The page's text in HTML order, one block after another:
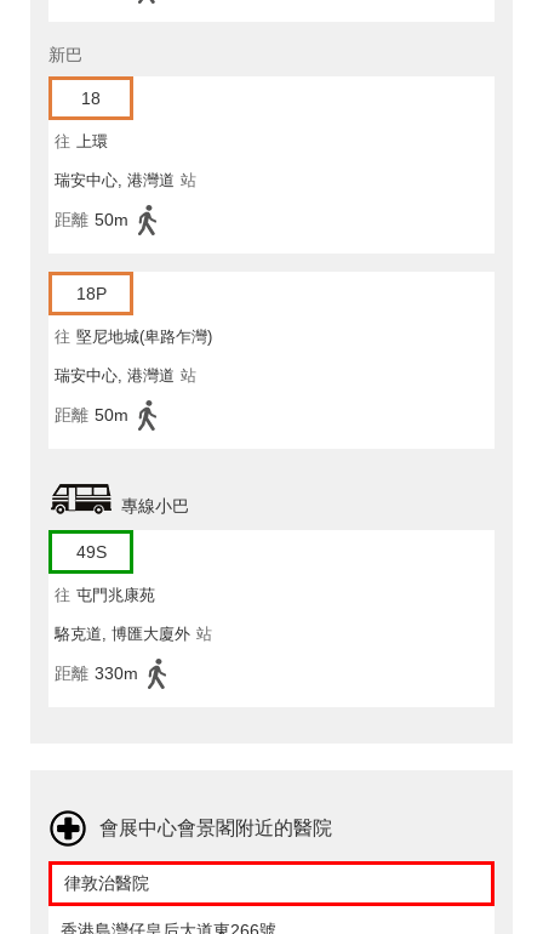
新巴
18
往 上環
瑞安中心, 港灣道 站
距離 50m
18P
往 堅尼地城(卑路乍灣)
瑞安中心, 港灣道 站
距離 50m
專線小巴
49S
往 屯門兆康苑
駱克道, 博匯大廈外 站
距離 330m
會展中心會景閣附近的醫院
律敦治醫院